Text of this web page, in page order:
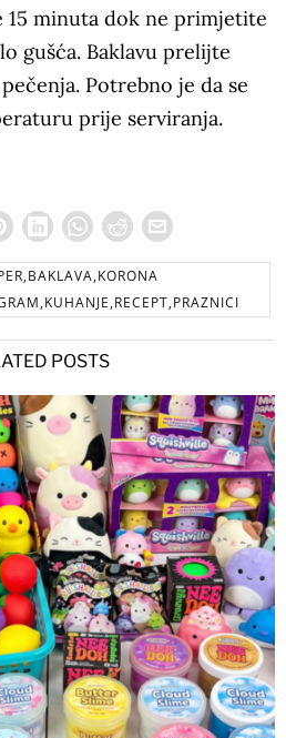
15 minuta dok ne primjetite
gušća. Baklavu prelijte
Potrebno je da se
prije serviranja.
POSTS